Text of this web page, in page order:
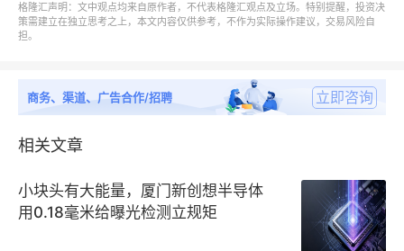
际旭创、恒生电子、拓维信息等股，集合AI产业链算力
与应用龙头。
格隆汇声明：文中观点均来自原作者，不代表格隆汇观点及立场。特别提醒，投资决
策需建立在独立思考之上，本文内容仅供参考，不作为实际操作建议，交易风险自
担。
商务、渠道、广告合作/招聘 立即咨询
相关文章
小块头有大能量，厦门新创想半导体
用0.18毫米给曝光检测立规矩